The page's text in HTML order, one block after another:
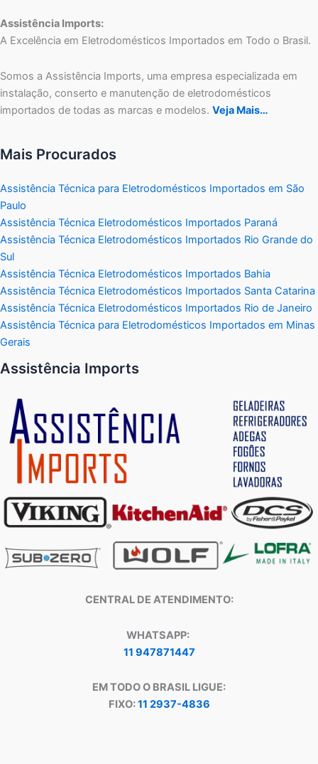
Assistência Imports:
A Excelência em Eletrodomésticos Importados em Todo o Brasil.
Somos a Assistência Imports, uma empresa especializada em
instalação, conserto e manutenção de eletrodomésticos
importados de todas as marcas e modelos. Veja Mais…
Mais Procurados
Assistência Técnica para Eletrodomésticos Importados em São
Paulo
Assistência Técnica Eletrodomésticos Importados Paraná
Assistência Técnica Eletrodomésticos Importados Rio Grande do
Sul
Assistência Técnica Eletrodomésticos Importados Bahia
Assistência Técnica Eletrodomésticos Importados Santa Catarina
Assistência Técnica Eletrodomésticos Importados Rio de Janeiro
Assistência Técnica para Eletrodomésticos Importados em Minas
Gerais
Assistência Imports
CENTRAL DE ATENDIMENTO:
WHATSAPP:
11 947871447
EM TODO O BRASIL LIGUE:
FIXO:11 2937-4836